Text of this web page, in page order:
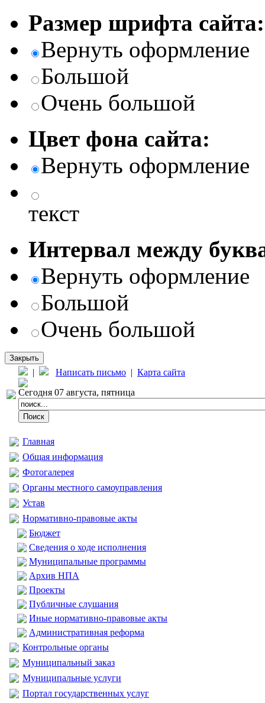
Размер шрифта сайта:
Вернуть оформление
Большой
Очень большой
Цвет фона сайта:
Вернуть оформление
текст
Интервал между
Вернуть оформление
Большой
Очень большой
Закрыть
| Написать письмо | Карта сайта
Сегодня 07 августа, пятница
Главная
Общая информация
Фотогалерея
Органы местного самоуправления
Устав
Нормативно-правовые акты
Бюджет
Сведения о ходе исполнения
Муниципальные программы
Архив НПА
Проекты
Публичные слушания
Иные нормативно-правовые акты
Административная реформа
Контрольные органы
Муниципальный заказ
Муниципальные услуги
Портал государственных услуг